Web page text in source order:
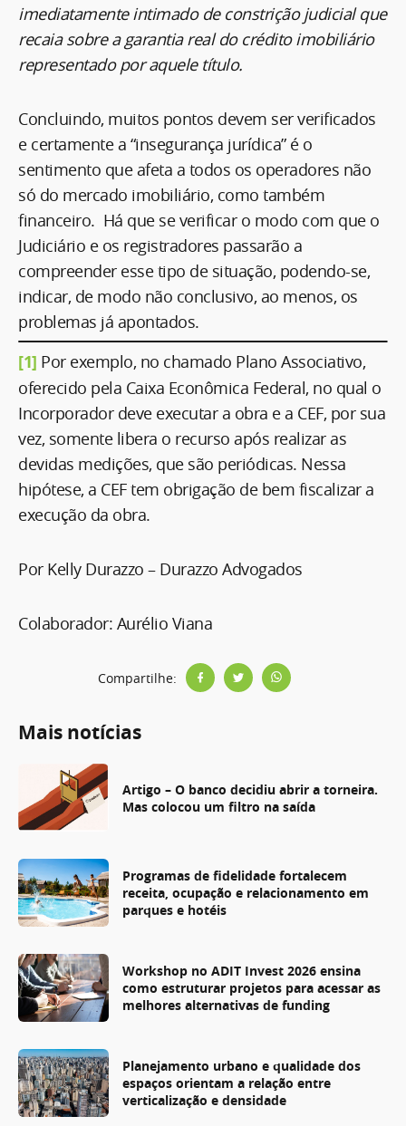
imediatamente intimado de constrição judicial que
recaia sobre a garantia real do crédito imobiliário
representado por aquele título.
Concluindo, muitos pontos devem ser verificados
e certamente a “insegurança jurídica” é o
sentimento que afeta a todos os operadores não
só do mercado imobiliário, como também
financeiro. Há que se verificar o modo com que o
Judiciário e os registradores passarão a
compreender esse tipo de situação, podendo-se,
indicar, de modo não conclusivo, ao menos, os
problemas já apontados.
[1] Por exemplo, no chamado Plano Associativo,
oferecido pela Caixa Econômica Federal, no qual o
Incorporador deve executar a obra e a CEF, por sua
vez, somente libera o recurso após realizar as
devidas medições, que são periódicas. Nessa
hipótese, a CEF tem obrigação de bem fiscalizar a
execução da obra.
Por Kelly Durazzo – Durazzo Advogados
Colaborador: Aurélio Viana
Compartilhe:
Mais notícias
Artigo – O banco decidiu abrir a torneira.
Mas colocou um filtro na saída
Programas de fidelidade fortalecem
receita, ocupação e relacionamento em
parques e hotéis
Workshop no ADIT Invest 2026 ensina
como estruturar projetos para acessar as
melhores alternativas de funding
Planejamento urbano e qualidade dos
espaços orientam a relação entre
verticalização e densidade